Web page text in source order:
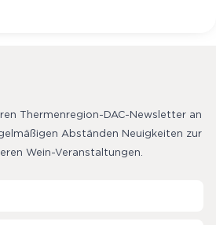
Thermenregion-DAC-Newsletter an
Abständen Neuigkeiten zur
Wein-Veranstaltungen.